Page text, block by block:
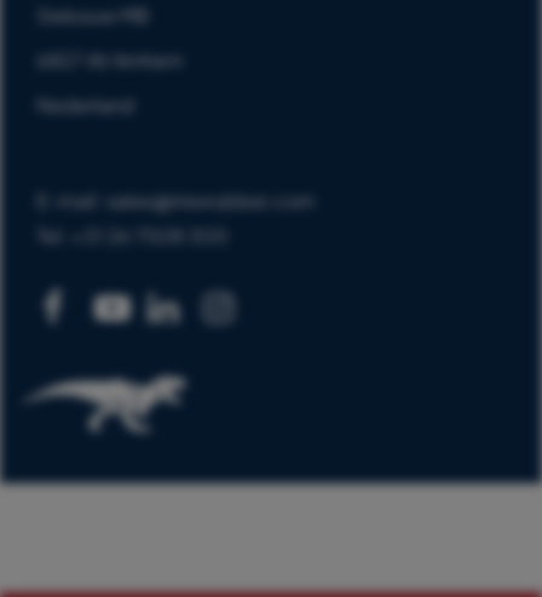
Gebouw MB
6827 AV Arnhem
Nederland
E-mail: sales@trexrubber.com